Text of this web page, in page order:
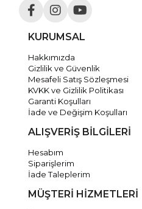
KURUMSAL
Hakkımızda
Gizlilik ve Güvenlik
Mesafeli Satış Sözleşmesi
KVKK ve Gizlilik Politikası
Garanti Koşulları
İade ve Değişim Koşulları
ALIŞVERİŞ BİLGİLERİ
Hesabım
Siparişlerim
İade Taleplerim
MÜŞTERİ HİZMETLERİ